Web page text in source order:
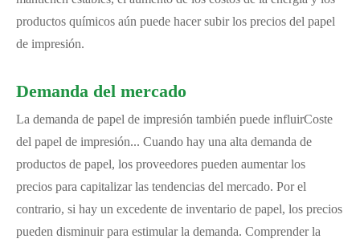
productos químicos aún puede hacer subir los precios del papel
de impresión.
Demanda del mercado
La demanda de papel de impresión también puede influirCoste
del papel de impresión... Cuando hay una alta demanda de
productos de papel, los proveedores pueden aumentar los
precios para capitalizar las tendencias del mercado. Por el
contrario, si hay un excedente de inventario de papel, los precios
pueden disminuir para estimular la demanda. Comprender la